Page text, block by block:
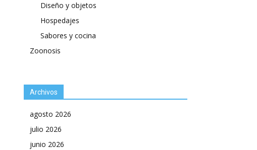
Diseño y objetos
Hospedajes
Sabores y cocina
Zoonosis
Archivos
agosto 2026
julio 2026
junio 2026